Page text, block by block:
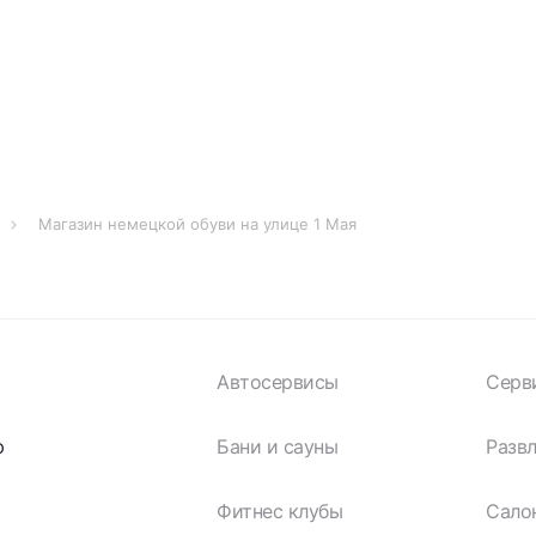
Магазин немецкой обуви на улице 1 Мая
Автосервисы
Бани и сауны
Фитнес клубы